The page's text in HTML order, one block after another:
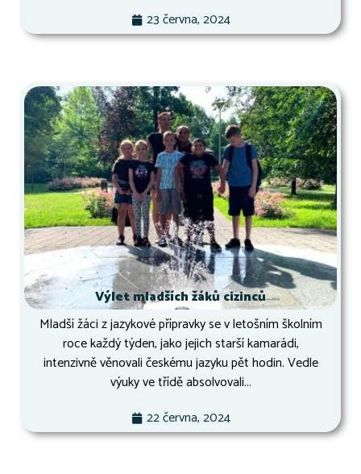
23 června, 2024
Výlet mladších žáků cizinců
Mladší žáci z jazykové přípravky se v letošním školním
roce každý týden, jako jejich starší kamarádi,
intenzivně věnovali českému jazyku pět hodin. Vedle
výuky ve třídě absolvovali...
22 června, 2024